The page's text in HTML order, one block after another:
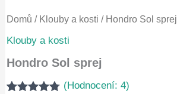
Domů / Klouby a kosti / Hondro Sol sprej
Klouby a kosti
Hondro Sol sprej
(Hodnocení: 4)